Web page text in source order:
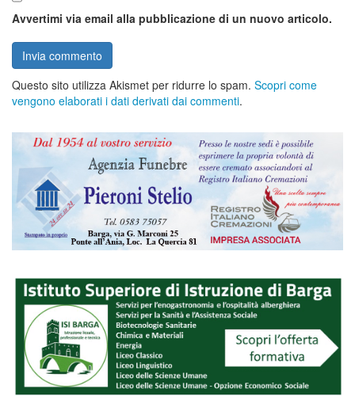
Avvertimi via email alla pubblicazione di un nuovo articolo.
Questo sito utilizza Akismet per ridurre lo spam. Scopri come
vengono elaborati i dati derivati dai commenti.